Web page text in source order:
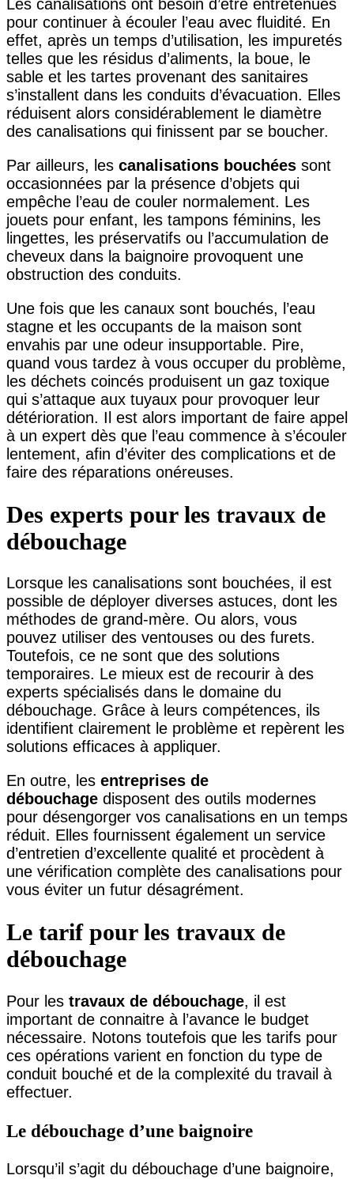
Les canalisations ont besoin d’être entretenues
pour continuer à écouler l’eau avec fluidité. En
effet, après un temps d’utilisation, les impuretés
telles que les résidus d’aliments, la boue, le
sable et les tartes provenant des sanitaires
s’installent dans les conduits d’évacuation. Elles
réduisent alors considérablement le diamètre
des canalisations qui finissent par se boucher.
Par ailleurs, les canalisations bouchées sont
occasionnées par la présence d’objets qui
empêche l’eau de couler normalement. Les
jouets pour enfant, les tampons féminins, les
lingettes, les préservatifs ou l’accumulation de
cheveux dans la baignoire provoquent une
obstruction des conduits.
Une fois que les canaux sont bouchés, l’eau
stagne et les occupants de la maison sont
envahis par une odeur insupportable. Pire,
quand vous tardez à vous occuper du problème,
les déchets coincés produisent un gaz toxique
qui s’attaque aux tuyaux pour provoquer leur
détérioration. Il est alors important de faire appel
à un expert dès que l’eau commence à s’écouler
lentement, afin d’éviter des complications et de
faire des réparations onéreuses.
Des experts pour les travaux de
débouchage
Lorsque les canalisations sont bouchées, il est
possible de déployer diverses astuces, dont les
méthodes de grand-mère. Ou alors, vous
pouvez utiliser des ventouses ou des furets.
Toutefois, ce ne sont que des solutions
temporaires. Le mieux est de recourir à des
experts spécialisés dans le domaine du
débouchage. Grâce à leurs compétences, ils
identifient clairement le problème et repèrent les
solutions efficaces à appliquer.
En outre, les entreprises de
débouchage disposent des outils modernes
pour désengorger vos canalisations en un temps
réduit. Elles fournissent également un service
d’entretien d’excellente qualité et procèdent à
une vérification complète des canalisations pour
vous éviter un futur désagrément.
Le tarif pour les travaux de
débouchage
Pour les travaux de débouchage, il est
important de connaitre à l’avance le budget
nécessaire. Notons toutefois que les tarifs pour
ces opérations varient en fonction du type de
conduit bouché et de la complexité du travail à
effectuer.
Le débouchage d’une baignoire
Lorsqu’il s’agit du débouchage d’une baignoire,